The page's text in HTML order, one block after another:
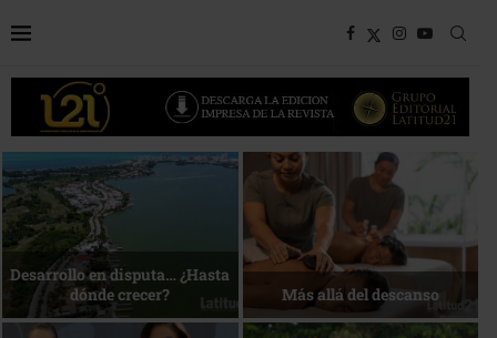
Bottega, un viaje servido a la
mesa
Energía que Impulsa la
competitividad